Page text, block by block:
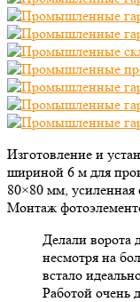
Изготовление и
шириной 6 м для
80×80 мм, усиленная
Монтаж
Делали ворота
несмотря на
встало
Работой очень